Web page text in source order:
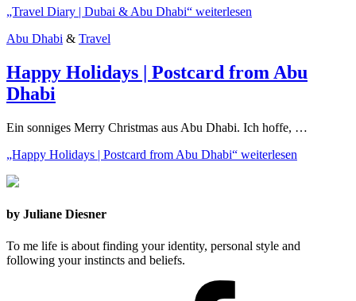
„Travel Diary | Dubai & Abu Dhabi“ weiterlesen
Abu Dhabi & Travel
Happy Holidays | Postcard from Abu
Dhabi
Ein sonniges Merry Christmas aus Abu Dhabi. Ich hoffe, …
„Happy Holidays | Postcard from Abu Dhabi“ weiterlesen
by Juliane Diesner
To me life is about finding your identity, personal style and
following your instincts and beliefs.